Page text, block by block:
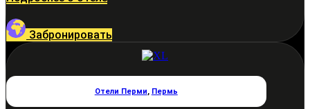
Забронировать
Отели Перми, Пермь